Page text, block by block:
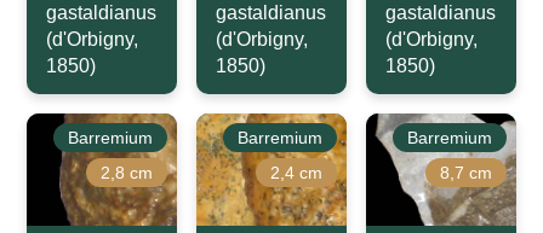
gastaldianus
(d'Orbigny,
1850)
gastaldianus
(d'Orbigny,
1850)
gastaldianus
(d'Orbigny,
1850)
Barremium
2,8 cm
Barremium
2,4 cm
Barremium
8,7 cm